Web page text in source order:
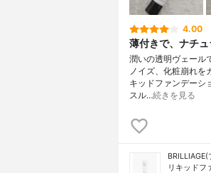
4.00
薄付きで、ナチ
潤いの透明ヴェール
ノイズ、化粧崩れを
キッドファンデーシ
スル…続きを見る
リキッドフ